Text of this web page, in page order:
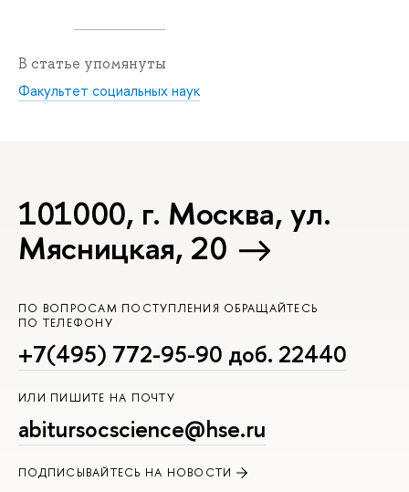
В статье упомянуты
Факультет социальных наук
101000, г. Москва, ул.
Мясницкая, 20
ПО ВОПРОСАМ ПОСТУПЛЕНИЯ ОБРАЩАЙТЕСЬ
ПО ТЕЛЕФОНУ
+7(495) 772-95-90 доб. 22440
ИЛИ ПИШИТЕ НА ПОЧТУ
abitursocscience@hse.ru
ПОДПИСЫВАЙТЕСЬ НА НОВОСТИ